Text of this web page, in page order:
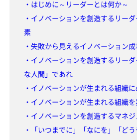
・はじめに～リーダーとは何か～
・イノベーションを創造するリー
素
・失敗から見えるイノベーション
・イノベーションを創造するリー
な人間」であれ
・イノベーションが生まれる組織
・イノベーションが生まれる組織
・イノベーションを創造するマネジ
・「いつまでに」「なにを」「どう